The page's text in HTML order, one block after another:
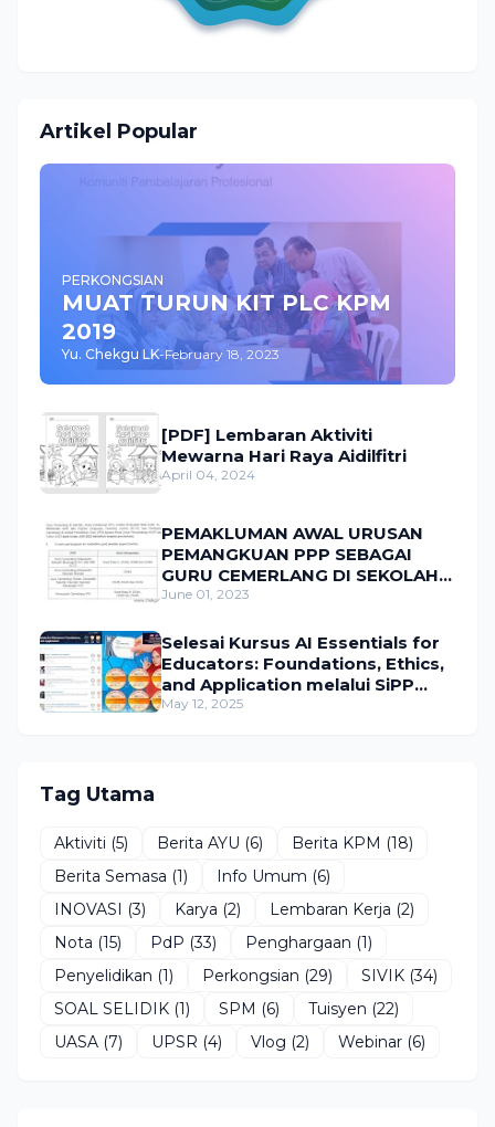
Artikel Popular
PERKONGSIAN
MUAT TURUN KIT PLC KPM
2019
Yu. Chekgu LK-February 18, 2023
[PDF] Lembaran Aktiviti
Mewarna Hari Raya Aidilfitri
April 04, 2024
PEMAKLUMAN AWAL URUSAN
PEMANGKUAN PPP SEBAGAI
GURU CEMERLANG DI SEKOLAH,
KV, IAB, KOLEJ MATRIKULASI,
CEMERLANG DI IPG SECARA KUP
DI KPM TAHUN 2023
June 01, 2023
Selesai Kursus AI Essentials for
Educators: Foundations, Ethics,
and Application melalui SiPP
KPM
May 12, 2025
Tag Utama
Aktiviti (5) Berita AYU (6) Berita KPM (18)
Berita Semasa (1) Info Umum (6)
INOVASI (3) Karya (2) Lembaran Kerja (2)
Nota (15) PdP (33) Penghargaan (1)
Penyelidikan (1) Perkongsian (29) SIVIK (34)
SOAL SELIDIK (1) SPM (6) Tuisyen (22)
UASA (7) UPSR (4) Vlog (2) Webinar (6)